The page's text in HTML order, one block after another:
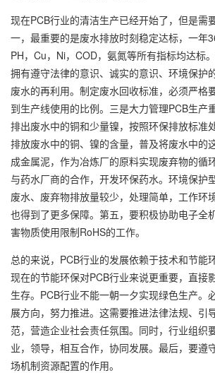
现在PCB行业的清洁生产已经开始了，但是需
一，最重要的是废水排放时刻稳定达标，一年
PH，Cu，Ni，COD，氨氮等所有指标均达标
拥有遵守法律的意识、诚实的意识、环境保护
废水的再利用。制定废水回收标准，必须严格
到生产线使用的比例。三是大力管理PCB生产
排出废水中的铜和少量镍，按照环保排放标准
排放废水中的铜、镍的含量，普及将废水中的
成金属泥，作为冶炼厂的原料实现废弃物的循
与药水厂商的合作，开发环保药水。环境保护
废水、废弃物排放量较少，处理简单，工作环
也得到了更多保障。第五，要积极协助电子全
害物质使用限制RoHS的工作。
总的来说，PCB行业的发展依赖于技术和节能
现在的节能环保对PCB行业来说更重要，直接
生存。PCB行业不能一朝一夕实现绿色生产。
展方向，努力推进。这需要推进法律法规、引
范，营造企业社会责任氛围。同时，行业组织
业，领导，相互合作，协同发展。最后，要遵
场机制资源配置的作用。